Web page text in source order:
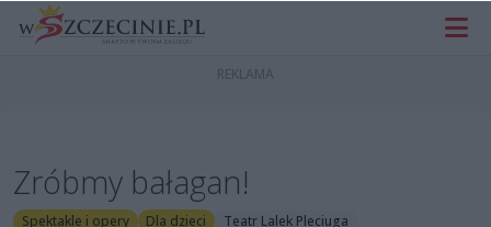
Zróbmy bałagan!
Spektakle i opery Dla dzieci
Teatr Lalek Pleciuga